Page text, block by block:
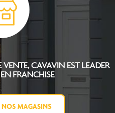
CAVAVIN ESTLEADER
FRANCHISE
NOS MAGASINS